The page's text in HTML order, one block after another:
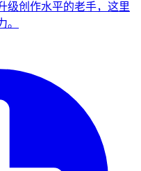
级创作水平的老手，这里
。